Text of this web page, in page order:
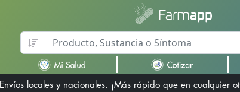
Envíos locales y nacionales. ¡Más rápido que en cualquier